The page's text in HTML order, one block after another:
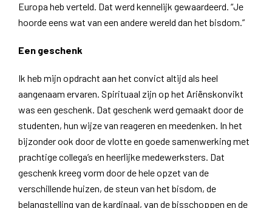
Europa heb verteld. Dat werd kennelijk gewaardeerd. “Je
hoorde eens wat van een andere wereld dan het bisdom.”
Een geschenk
Ik heb mijn opdracht aan het convict altijd als heel
aangenaam ervaren. Spirituaal zijn op het Ariënskonvikt
was een geschenk. Dat geschenk werd gemaakt door de
studenten, hun wijze van reageren en meedenken. In het
bijzonder ook door de vlotte en goede samenwerking met
prachtige collega’s en heerlijke medewerksters. Dat
geschenk kreeg vorm door de hele opzet van de
verschillende huizen, de steun van het bisdom, de
belangstelling van de kardinaal, van de bisschoppen en de